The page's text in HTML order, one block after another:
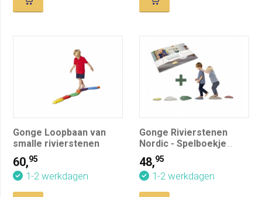
Gonge Loopbaan van
smalle rivierstenen
60,95
1-2 werkdagen
Gonge Rivierstenen
Nordic - Spelboekje
cadeau
48,95
1-2 werkdagen